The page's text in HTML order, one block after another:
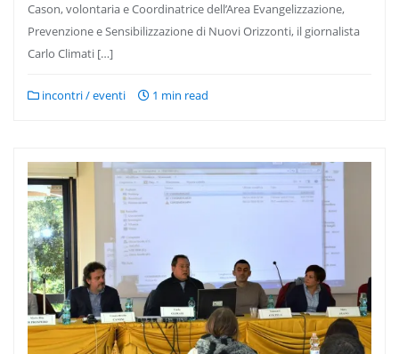
Cason, volontaria e Coordinatrice dell’Area Evangelizzazione,
Prevenzione e Sensibilizzazione di Nuovi Orizzonti, il giornalista
Carlo Climati […]
incontri / eventi 1 min read